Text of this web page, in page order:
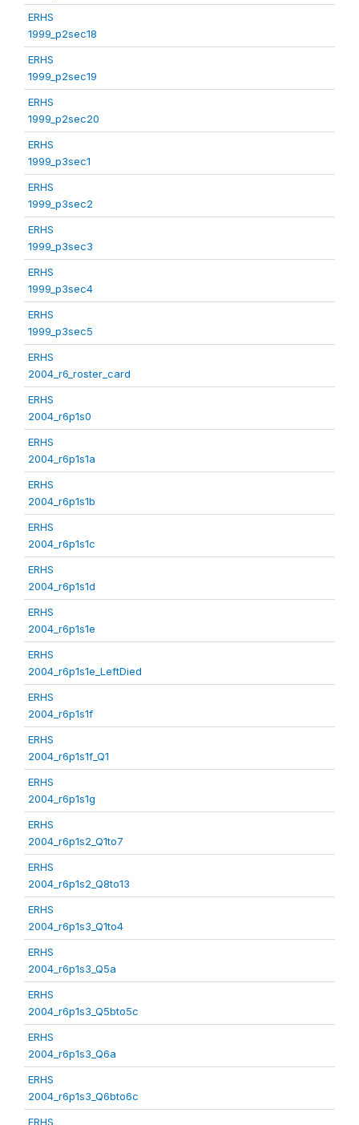
ERHS
1999_p2sec18
ERHS
1999_p2sec19
ERHS
1999_p2sec20
ERHS
1999_p3sec1
ERHS
1999_p3sec2
ERHS
1999_p3sec3
ERHS
1999_p3sec4
ERHS
1999_p3sec5
ERHS
2004_r6_roster_card
ERHS
2004_r6p1s0
ERHS
2004_r6p1s1a
ERHS
2004_r6p1s1b
ERHS
2004_r6p1s1c
ERHS
2004_r6p1s1d
ERHS
2004_r6p1s1e
ERHS
2004_r6p1s1e_LeftDied
ERHS
2004_r6p1s1f
ERHS
2004_r6p1s1f_Q1
ERHS
2004_r6p1s1g
ERHS
2004_r6p1s2_Q1to7
ERHS
2004_r6p1s2_Q8to13
ERHS
2004_r6p1s3_Q1to4
ERHS
2004_r6p1s3_Q5a
ERHS
2004_r6p1s3_Q5bto5c
ERHS
2004_r6p1s3_Q6a
ERHS
2004_r6p1s3_Q6bto6c
ERHS